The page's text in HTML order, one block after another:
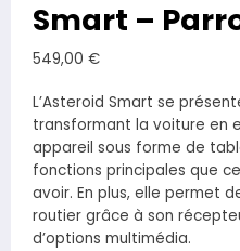
Smart –
549,00 €
L’Asteroid Smart se
transformant la voiture en
appareil sous forme de
fonctions principales que
avoir. En plus, elle permet
routier grâce à son
d’options multimédia.